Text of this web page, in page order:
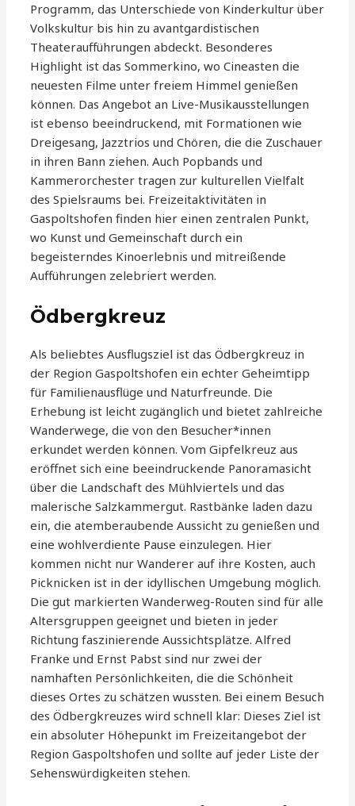
Programm, das Unterschiede von Kinderkultur über
Volkskultur bis hin zu avantgardistischen
Theateraufführungen abdeckt. Besonderes
Highlight ist das Sommerkino, wo Cineasten die
neuesten Filme unter freiem Himmel genießen
können. Das Angebot an Live-Musikausstellungen
ist ebenso beeindruckend, mit Formationen wie
Dreigesang, Jazztrios und Chören, die die Zuschauer
in ihren Bann ziehen. Auch Popbands und
Kammerorchester tragen zur kulturellen Vielfalt
des Spielsraums bei. Freizeitaktivitäten in
Gaspoltshofen finden hier einen zentralen Punkt,
wo Kunst und Gemeinschaft durch ein
begeisterndes Kinoerlebnis und mitreißende
Aufführungen zelebriert werden.
Ödbergkreuz
Als beliebtes Ausflugsziel ist das Ödbergkreuz in
der Region Gaspoltshofen ein echter Geheimtipp
für Familienausflüge und Naturfreunde. Die
Erhebung ist leicht zugänglich und bietet zahlreiche
Wanderwege, die von den Besucher*innen
erkundet werden können. Vom Gipfelkreuz aus
eröffnet sich eine beeindruckende Panoramasicht
über die Landschaft des Mühlviertels und das
malerische Salzkammergut. Rastbänke laden dazu
ein, die atemberaubende Aussicht zu genießen und
eine wohlverdiente Pause einzulegen. Hier
kommen nicht nur Wanderer auf ihre Kosten, auch
Picknicken ist in der idyllischen Umgebung möglich.
Die gut markierten Wanderweg-Routen sind für alle
Altersgruppen geeignet und bieten in jeder
Richtung faszinierende Aussichtsplätze. Alfred
Franke und Ernst Pabst sind nur zwei der
namhaften Persönlichkeiten, die die Schönheit
dieses Ortes zu schätzen wussten. Bei einem Besuch
des Ödbergkreuzes wird schnell klar: Dieses Ziel ist
ein absoluter Höhepunkt im Freizeitangebot der
Region Gaspoltshofen und sollte auf jeder Liste der
Sehenswürdigkeiten stehen.